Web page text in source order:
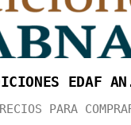
EDAF
PARA